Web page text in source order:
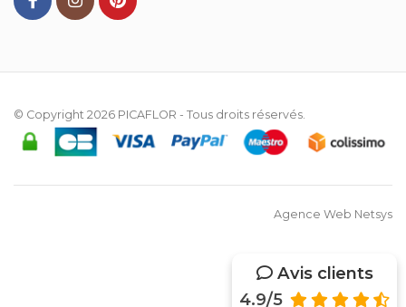
Avis clients
4.9/5
© Copyright 2026 PICAFLOR - Tous droits réservés.
Agence Web Netsys